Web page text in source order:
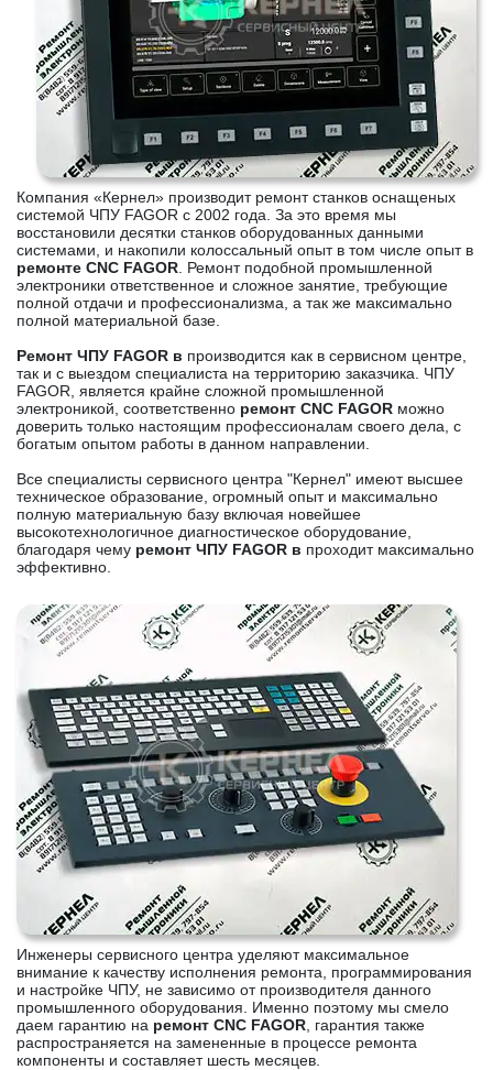
Компания «Кернел» производит ремонт станков оснащеных
системой ЧПУ FAGOR с 2002 года. За это время мы
восстановили десятки станков оборудованных данными
системами, и накопили колоссальный опыт в том числе опыт в
ремонте CNC FAGOR . Ремонт подобной промышленной
электроники ответственное и сложное занятие, требующие
полной отдачи и профессионализма, а так же максимально
полной материальной базе.
Ремонт ЧПУ FAGOR в производится как в сервисном центре,
так и с выездом специалиста на территорию заказчика. ЧПУ
FAGOR, является крайне сложной промышленной
электроникой, соответственно ремонт CNC FAGOR можно
доверить только настоящим профессионалам своего дела, с
богатым опытом работы в данном направлении.
Все специалисты сервисного центра "Кернел" имеют высшее
техническое образование, огромный опыт и максимально
полную материальную базу включая новейшее
высокотехнологичное диагностическое оборудование,
благодаря чему ремонт ЧПУ FAGOR в проходит максимально
эффективно.
Инженеры сервисного центра уделяют максимальное
внимание к качеству исполнения ремонта, программирования
и настройке ЧПУ, не зависимо от производителя данного
промышленного оборудования. Именно поэтому мы смело
даем гарантию на ремонт CNC FAGOR , гарантия также
распространяется на замененные в процессе ремонта
компоненты и составляет шесть месяцев.